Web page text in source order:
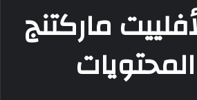
ماركتنج